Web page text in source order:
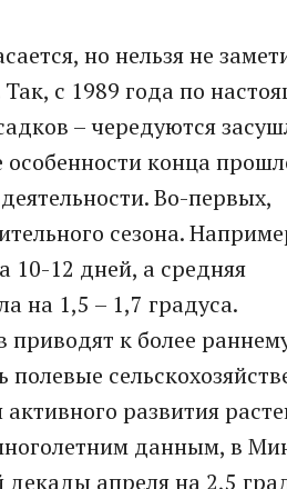
но нельзя не
с 1989 года по
– чередуются
конца
Во-первых,
сезона.
10-12 дней, а средняя
на 1,5 – 1,7 градуса.
приводят к более
развития
данным, в
декады апреля на 2,5